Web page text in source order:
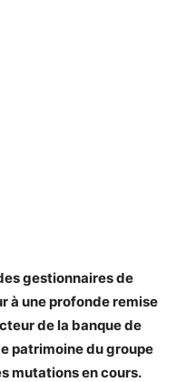
gestionnaires de
à une profonde remise
de la banque de
patrimoine du groupe
mutations en cours.